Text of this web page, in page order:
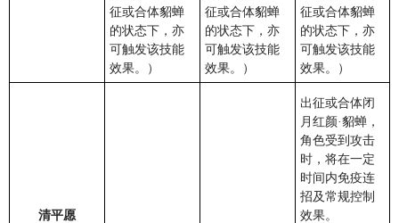
征或合体貂蝉
的状态下，亦
可触发该技能
效果。）
征或合体貂蝉
的状态下，亦
可触发该技能
效果。）
征或合体貂蝉
的状态下，亦
可触发该技能
效果。）
清平愿
出征或合体闭
月红颜·貂蝉，
角色受到攻击
时，将在一定
时间内免疫连
招及常规控制
效果。